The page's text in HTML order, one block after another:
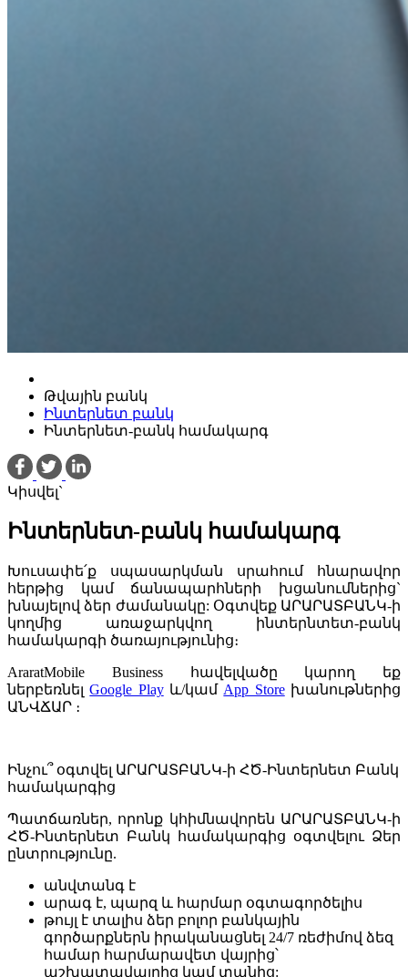
Թվային բանկ
Ինտերնետ բանկ
Ինտերնետ-բանկ համակարգ
Կիսվել`
Ինտերնետ-բանկ համակարգ
Խուսափե՛ք սպասարկման սրահում հնարավոր
հերթից կամ ճանապարհների խցանումներից`
խնայելով ձեր ժամանակը: Օգտվեք ԱՐԱՐԱՏԲԱՆԿ-ի
կողմից առաջարկվող ինտերնտետ-բանկ
համակարգի ծառայությունից։
AraratMobile Business հավելվածը կարող եք
ներբեռնելGoogle Playև/կամ App Storeխանութներից
ԱՆՎՃԱՐ ։
Ինչու՞ օգտվել ԱՐԱՐԱՏԲԱՆԿ-ի ՀԾ-Ինտերնետ Բանկ
համակարգից
Պատճառներ, որոնք կհիմնավորեն ԱՐԱՐԱՏԲԱՆԿ-ի
ՀԾ-Ինտերնետ Բանկ համակարգից օգտվելու Ձեր
ընտրությունը.
անվտանգ է
արագ է, պարզ և հարմար օգտագործելիս
թույլ է տալիս ձեր բոլոր բանկային
գործարքներն իրականացնել 24/7 ռեժիմով ձեզ
համար հարմարավետ վայրից՝
աշխատավայրից կամ տանից: